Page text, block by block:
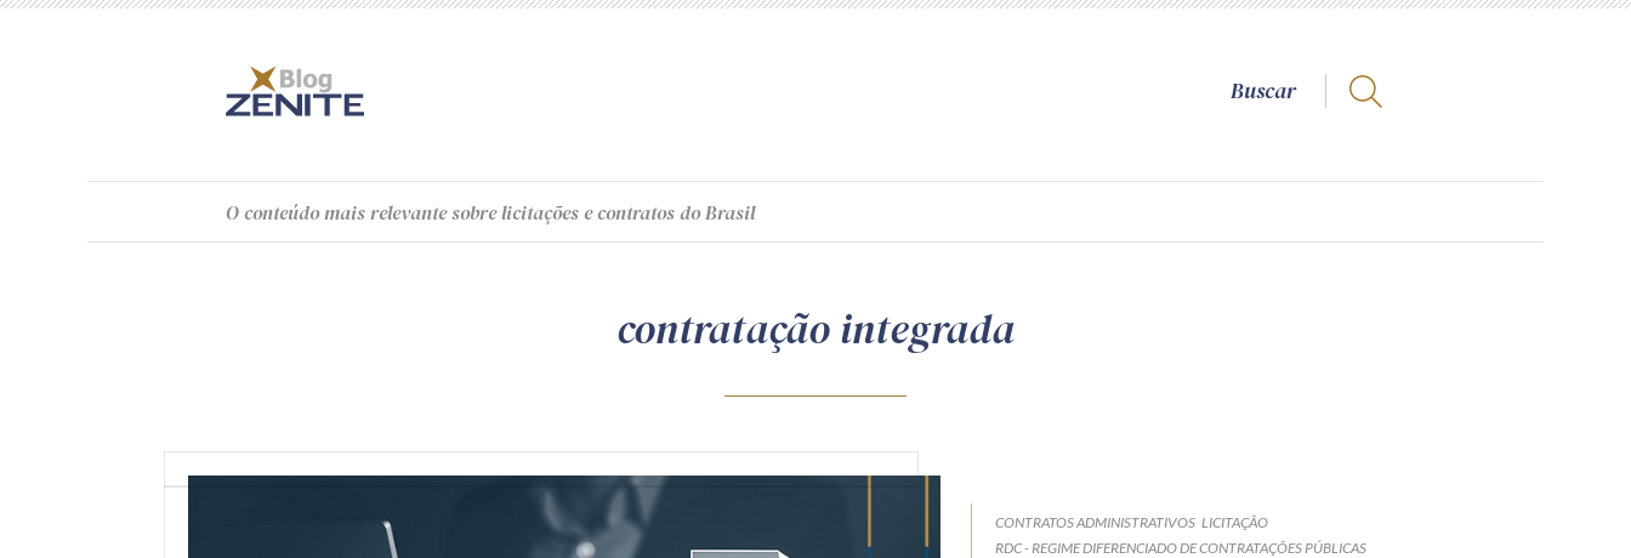
O conteúdomais relevante sobre licitações e contratos do Brasil
contratação integrada
CONTRATOS ADMINISTRATIVOS LICITAÇÃO
RDC - REGIME DIFERENCIADO DE CONTRATAÇÕES PÚBLICAS